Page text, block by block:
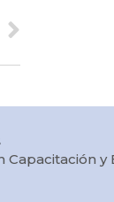
Capacitación y